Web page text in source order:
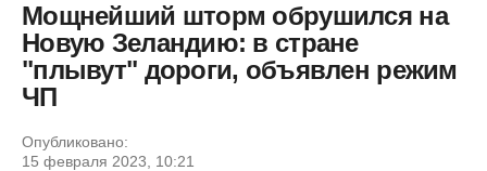
Мощнейший шторм обрушился на
Новую Зеландию: в стране
"плывут" дороги, объявлен режим
ЧП
Опубликовано:
15 февраля 2023, 10:21